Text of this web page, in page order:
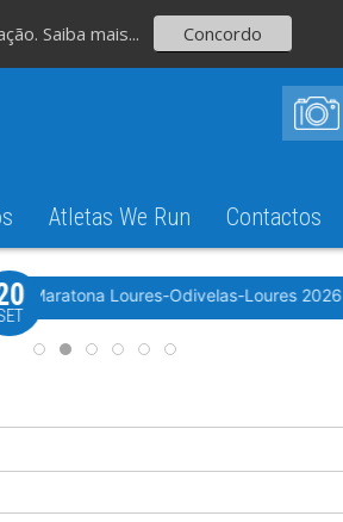
Atletas We Run Contactos
Maratona Loures-Odivelas-Loures 2026
Saiba mais... Concordo